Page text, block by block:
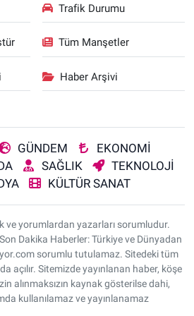
Trafik Durumu
Tüm Manşetler
Haber Arşivi
GÜNDEM
EKONOMİ
SAĞLIK
TEKNOLOJİ
KÜLTÜR SANAT
ve yorumlardan yazarları sorumludur.
Dakika Haberler: Türkiye ve Dünyadan
sorumlu tutulamaz. Sitedeki tüm
açılır. Sitemizde yayınlanan haber, köşe
alınmaksızın kaynak gösterilse dahi,
kullanılamaz ve yayınlanamaz